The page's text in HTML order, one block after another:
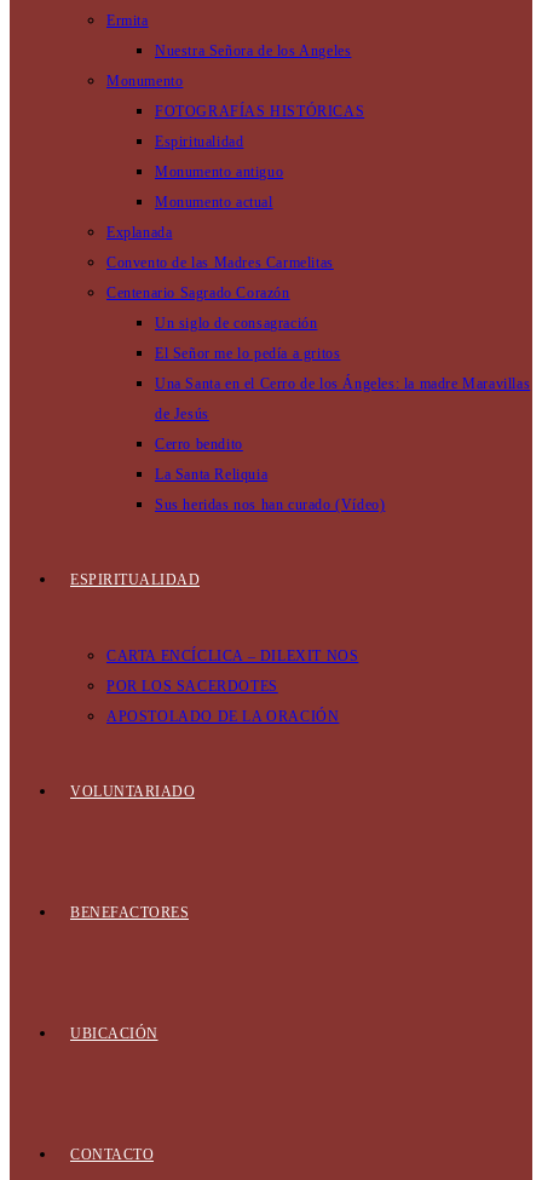
Ermita
Nuestra Señora de los Angeles
Monumento
FOTOGRAFÍAS HISTÓRICAS
Espiritualidad
Monumento antiguo
Monumento actual
Explanada
Convento de las Madres Carmelitas
Centenario Sagrado Corazón
Un siglo de consagración
El Señor me lo pedía a gritos
Una Santa en el Cerro de los Ángeles: la madre Maravillas
de Jesús
Cerro bendito
La Santa Reliquia
Sus heridas nos han curado (Vídeo)
ESPIRITUALIDAD
CARTA ENCÍCLICA – DILEXIT NOS
POR LOS SACERDOTES
APOSTOLADO DE LA ORACIÓN
VOLUNTARIADO
BENEFACTORES
UBICACIÓN
CONTACTO